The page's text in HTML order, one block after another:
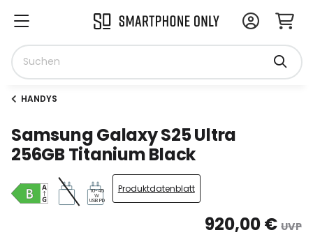
HANDYS
Samsung Galaxy S25 Ultra
256GB Titanium Black
10-45
W
USB PD
Produktdatenblatt
920,00 € UVP